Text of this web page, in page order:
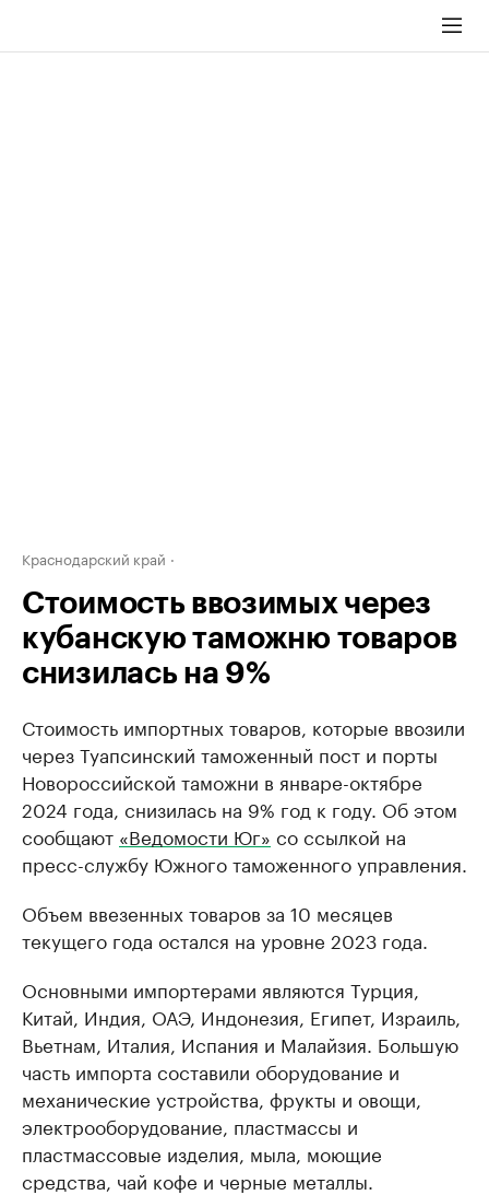
Краснодарский край
Стоимость ввозимых через
кубанскую таможню товаров
снизилась на 9%
Стоимость импортных товаров, которые ввозили
через Туапсинский таможенный пост и порты
Новороссийской таможни в январе-октябре
2024 года, снизилась на 9% год к году. Об этом
сообщают «Ведомости Юг» со ссылкой на
пресс-службу Южного таможенного управления.
Объем ввезенных товаров за 10 месяцев
текущего года остался на уровне 2023 года.
Основными импортерами являются Турция,
Китай, Индия, ОАЭ, Индонезия, Египет, Израиль,
Вьетнам, Италия, Испания и Малайзия. Большую
часть импорта составили оборудование и
механические устройства, фрукты и овощи,
электрооборудование, пластмассы и
пластмассовые изделия, мыла, моющие
средства, чай кофе и черные металлы.